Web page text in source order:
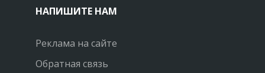
НАПИШИТЕ НАМ
Реклама на сайте
Обратная связь